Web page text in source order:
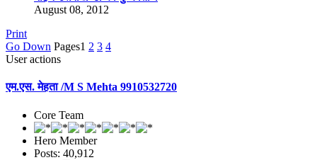
August 08, 2012
Print
Go Down Pages1 2 3 4
User actions
एम.एस. मेहता /M S Mehta 9910532720
Core Team
Hero Member
Posts: 40,912